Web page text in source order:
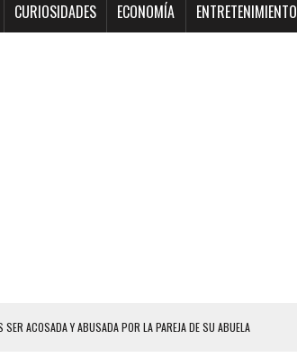
CURIOSIDADES ECONOMÍA ENTRETENIMIENTO
ACOSADA Y ABUSADA POR LA PAREJA DE SU ABUELA